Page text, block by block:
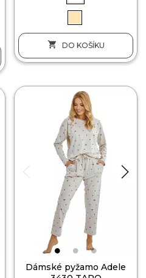
 DO KOŠÍKU
Dámské pyžamo Adele